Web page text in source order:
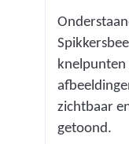
t
knelpunten
zichtbaar
getoond.